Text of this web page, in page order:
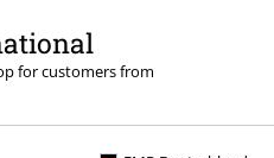
for customers from